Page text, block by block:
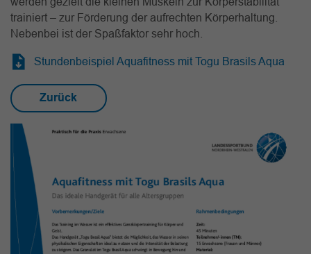
trainiert – zur Förderung der aufrechten Körperhaltung.
Nebenbei ist der Spaßfaktor sehr hoch.
Stundenbeispiel Aquafitness mit Togu Brasils Aqua
Zurück